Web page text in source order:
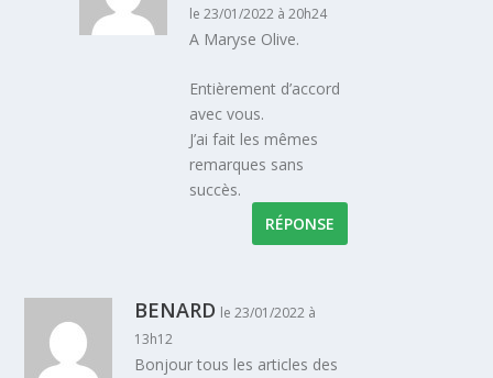
le 23/01/2022 à 20h24
A Maryse Olive.
Entièrement d’accord
avec vous.
J’ai fait les mêmes
remarques sans
succès.
RÉPONSE
BENARD le 23/01/2022 à
13h12
Bonjour tous les articles des